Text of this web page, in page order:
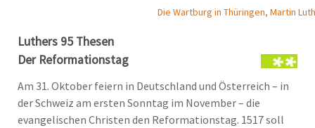
Die Wartburg in Thüringen, Martin
Luthers 95 Thesen
Der Reformationstag
Am 31. Oktober feiern in Deutschland und Österreich – in
der Schweiz am ersten Sonntag im November – die
evangelischen Christen den Reformationstag. 1517 soll